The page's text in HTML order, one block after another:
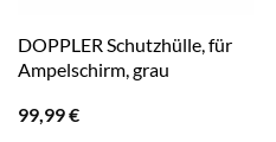
DOPPLER Schutzhülle, für
Ampelschirm, grau
99,99€